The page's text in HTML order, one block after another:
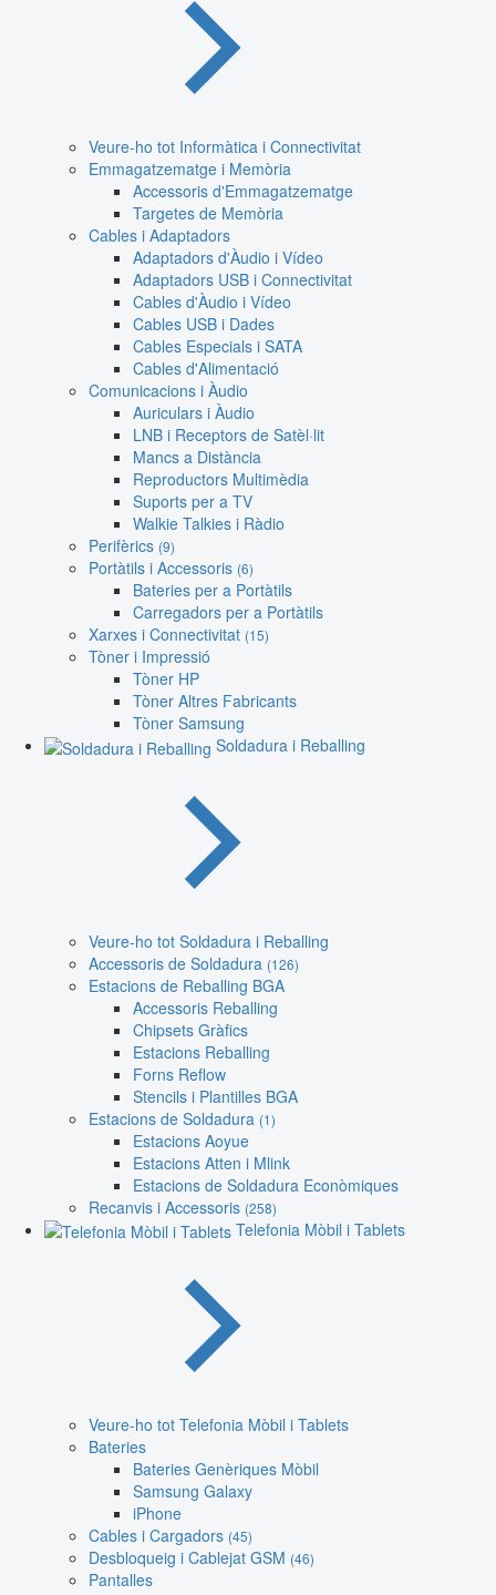
Veure-ho tot Informàtica i Connectivitat
Emmagatzematge i Memòria
Accessoris d'Emmagatzematge
Targetes de Memòria
Cables i Adaptadors
Adaptadors d'Àudio i Vídeo
Adaptadors USB i Connectivitat
Cables d'Àudio i Vídeo
Cables USB i Dades
Cables Especials i SATA
Cables d'Alimentació
Comunicacions i Àudio
Auriculars i Àudio
LNB i Receptors de Satèl·lit
Mancs a Distància
Reproductors Multimèdia
Suports per a TV
Walkie Talkies i Ràdio
Perifèrics (9)
Portàtils i Accessoris (6)
Bateries per a Portàtils
Carregadors per a Portàtils
Xarxes i Connectivitat (15)
Tòner i Impressió
Tòner HP
Tòner Altres Fabricants
Tòner Samsung
Soldadura i Reballing
Veure-ho tot Soldadura i Reballing
Accessoris de Soldadura (126)
Estacions de Reballing BGA
Accessoris Reballing
Chipsets Gràfics
Estacions Reballing
Forns Reflow
Stencils i Plantilles BGA
Estacions de Soldadura (1)
Estacions Aoyue
Estacions Atten i Mlink
Estacions de Soldadura Econòmiques
Recanvis i Accessoris (258)
Telefonia Mòbil i Tablets
Veure-ho tot Telefonia Mòbil i Tablets
Bateries
Bateries Genèriques Mòbil
Samsung Galaxy
iPhone
Cables i Cargadors (45)
Desbloqueig i Cablejat GSM (46)
Pantalles